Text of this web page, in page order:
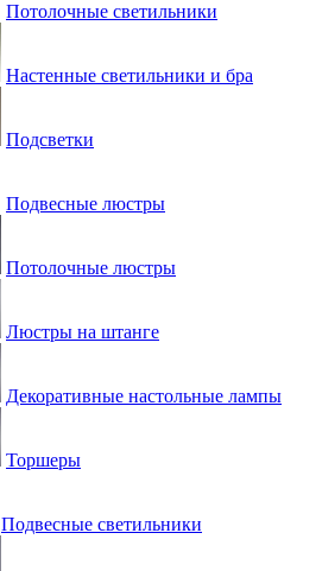
Потолочные светильники
Настенные светильники и бра
Подсветки
Подвесные люстры
Потолочные люстры
Люстры на штанге
Декоративные настольные лампы
Торшеры
Подвесные светильники